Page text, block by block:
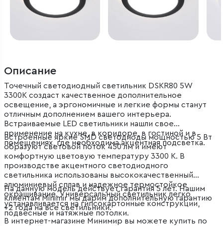
Описание
Точечный светодиодный светильник DSKR80 5W
3300K создаст качественное дополнительное
освещение, а эргономичные и легкие формы станут
отличным дополнением вашего интерьера.
Встраиваемые LED светильники нашли свое
применение на кухне, в коридоре, в гостиной и в
помещениях, где необходима акцентная подсветка.
Встроенные яркие SMD светодиоды мощностью 5 Вт
образуют световой поток 450 лм и имеют
комфортную цветовую температуру 3300 К. В
производстве акцентного светодиодного
светильника использованы высококачественный
алюминиевый сплав и надежное термостойкое
окрашивание. Универсальный светильник легко
устанавливается на гипсокартонные конструкции,
подвесные и натяжные потолки.
На данную модель действует гарантия 5 лет. Нашим
клиентам Minimir мы дарим дополнительную гарантию
+2 года на все светильники.
В интернет-магазине Минимир вы можете купить по